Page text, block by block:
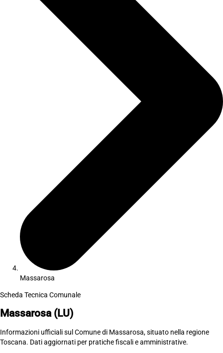
Massarosa
Scheda Tecnica Comunale
Massarosa (LU)
Informazioni ufficiali sul Comune di Massarosa, situato nella regione
Toscana. Dati aggiornati per pratiche fiscali e amministrative.